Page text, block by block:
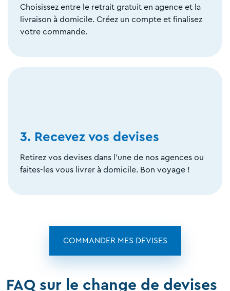
Choisissez entre le retrait gratuit en agence et la
livraison à domicile. Créez un compte et finalisez
votre commande.
3. Recevez vos devises
Retirez vos devises dans l'une de nos agences ou
faites-les vous livrer à domicile. Bon voyage !
COMMANDER MES DEVISES
FAQ sur le change de devises